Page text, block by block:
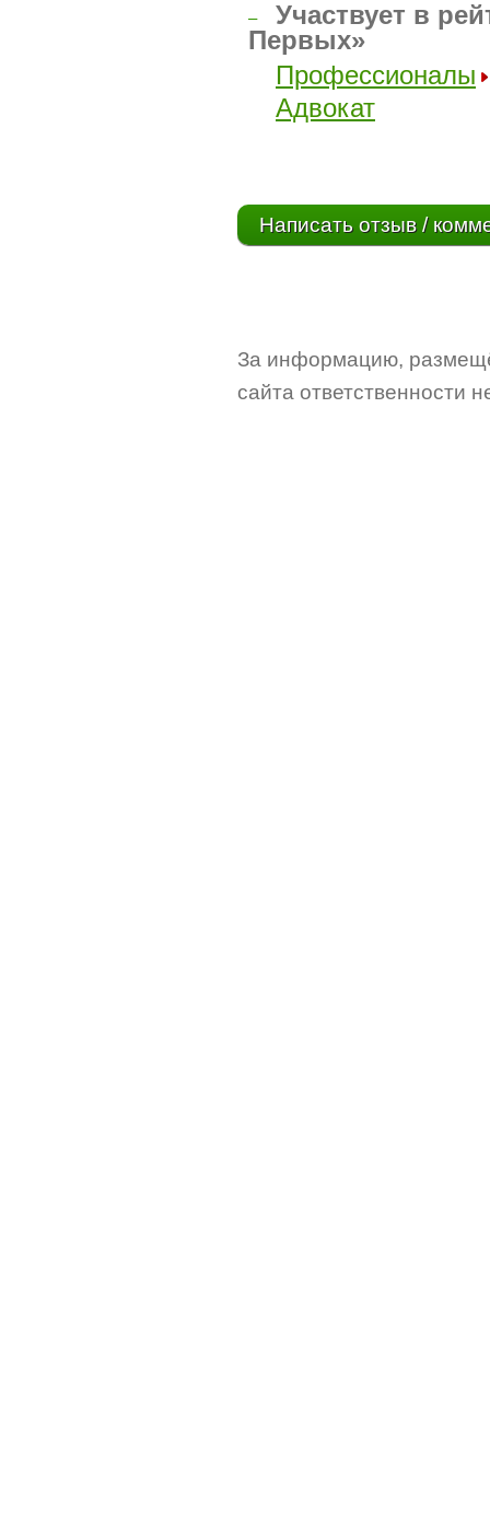
–
Участвует в
Первых»
Профессионалы
Адвокат
Написать отзыв /
За информацию,
сайта ответственности